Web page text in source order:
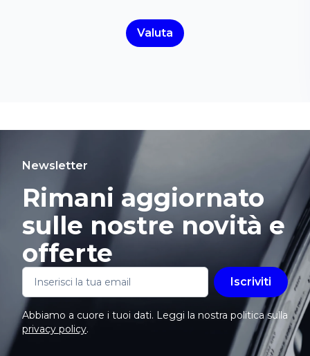
Valuta
Newsletter
Rimani aggiornato
sulle nostre novità e
offerte
Iscriviti
Abbiamo a cuore i tuoi dati. Leggi la nostra politica sulla
privacy policy.